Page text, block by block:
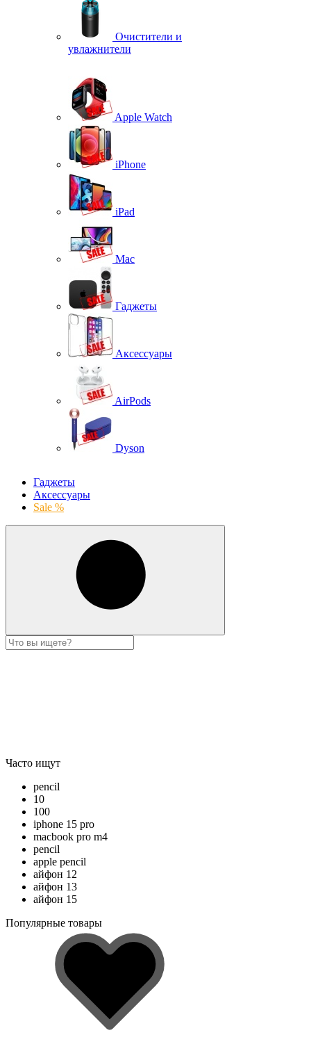
Очистители и
увлажнители
Apple Watch
iPhone
iPad
Mac
Гаджеты
Аксессуары
AirPods
Dyson
Гаджеты
Аксессуары
Sale %
Часто ищут
pencil
10
100
iphone 15 pro
macbook pro m4
pencil
apple pencil
айфон 12
айфон 13
айфон 15
Популярные товары